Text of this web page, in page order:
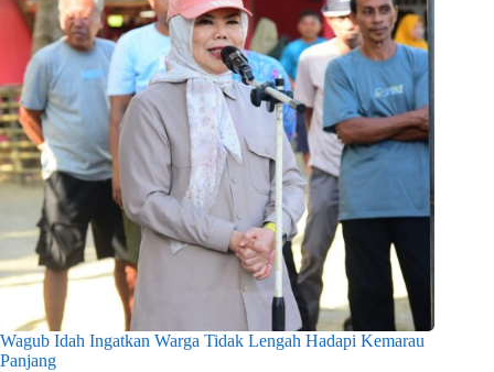
Wagub Idah Ingatkan Warga Tidak Lengah Hadapi Kemarau
Panjang